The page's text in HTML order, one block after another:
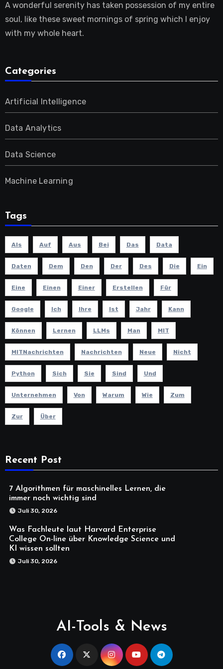
A wonderful serenity has taken possession of my entire
soul, like these sweet mornings of spring which I enjoy
with my whole heart.
Categories
Artificial Intelligence
Data Analytics
Data Science
Machine Learning
Tags
Als Auf Aus Bei Das Data
Daten Dem Den Der Des Die Ein
Eine Einen Einer Erstellen Für
Google Ich Ihre Ist Jahr Kann
Können Lernen LLMs Man MIT
MITNachrichten Nachrichten Neue Nicht
Python Sich Sie Sind Und
Unternehmen Von Warum Wie Zum
Zur Über
Recent Post
7 Algorithmen für maschinelles Lernen, die
immer noch wichtig sind
Juli 30, 2026
Was Fachleute laut Harvard Enterprise
College On-line über Knowledge Science und
KI wissen sollten
Juli 30, 2026
AI-Tools & News